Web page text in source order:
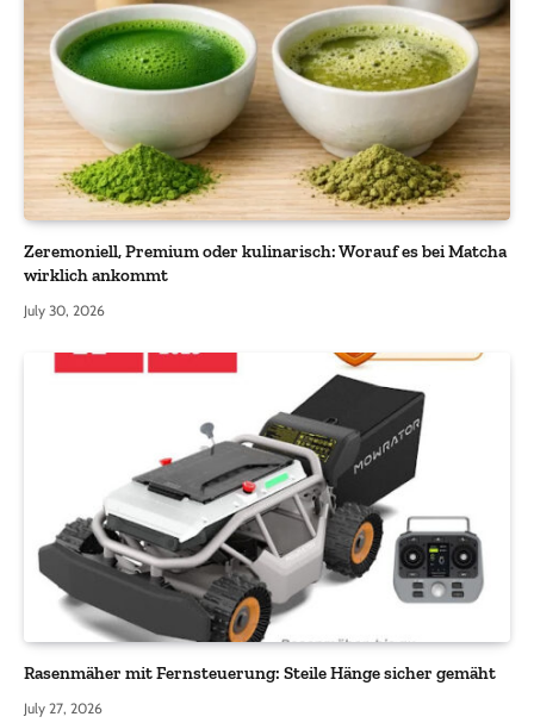
Zeremoniell, Premium oder kulinarisch: Worauf es bei Matcha
wirklich ankommt
July 30, 2026
Rasenmäher mit Fernsteuerung: Steile Hänge sicher gemäht
July 27, 2026